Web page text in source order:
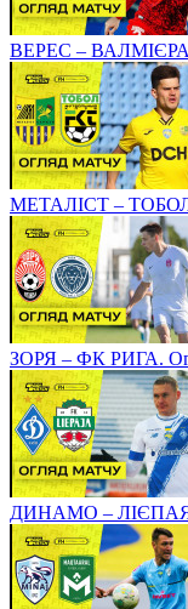
ВЕРЕС – ВАЛМІЄРА.
МЕТАЛІСТ – ТОБОЛ.
ЗОРЯ – ФК РИГА.
ДИНАМО – ЛІЄПАЯ.